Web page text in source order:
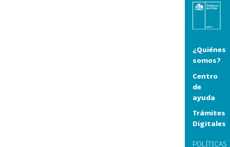
¿Quiénes
somos?
Centro
de
ayuda
Trámites
Digitales
POLÍTICAS